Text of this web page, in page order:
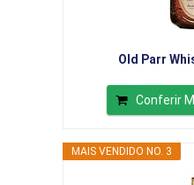
Old Parr
Conferir
MAIS VENDIDO NO. 3